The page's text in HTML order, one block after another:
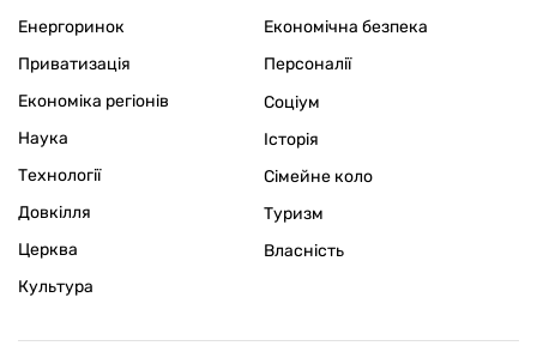
Енергоринок
Приватизація
Економіка регіонів
Економічна безпека
Персоналії
Наука
Технології
Довкілля
Церква
Культура
Соціум
Історія
Сімейне коло
Туризм
Власність